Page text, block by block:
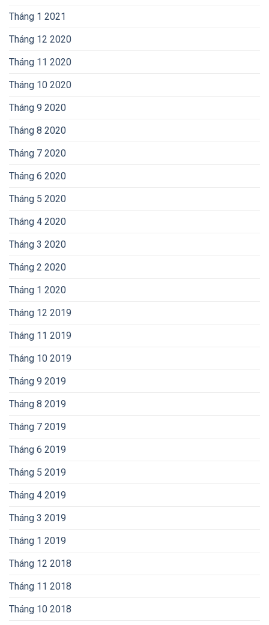
Tháng 1 2021
Tháng 12 2020
Tháng 11 2020
Tháng 10 2020
Tháng 9 2020
Tháng 8 2020
Tháng 7 2020
Tháng 6 2020
Tháng 5 2020
Tháng 4 2020
Tháng 3 2020
Tháng 2 2020
Tháng 1 2020
Tháng 12 2019
Tháng 11 2019
Tháng 10 2019
Tháng 9 2019
Tháng 8 2019
Tháng 7 2019
Tháng 6 2019
Tháng 5 2019
Tháng 4 2019
Tháng 3 2019
Tháng 1 2019
Tháng 12 2018
Tháng 11 2018
Tháng 10 2018